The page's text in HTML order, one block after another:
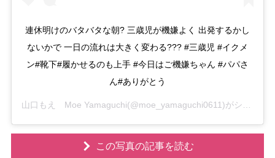
連休明けのバタバタな朝? 三歳児が機嫌よく 出発するかし
ないかで 一日の流れは大きく変わる??? #三歳児 #イクメ
ン#靴下#履かせるのも上手 #今日はご機嫌ちゃん #パパさ
ん#ありがとう
山口もえ Moe Yamaguchi(@moe_yamaguchi0611)がシェアした投稿 -
この写真の記事を読む